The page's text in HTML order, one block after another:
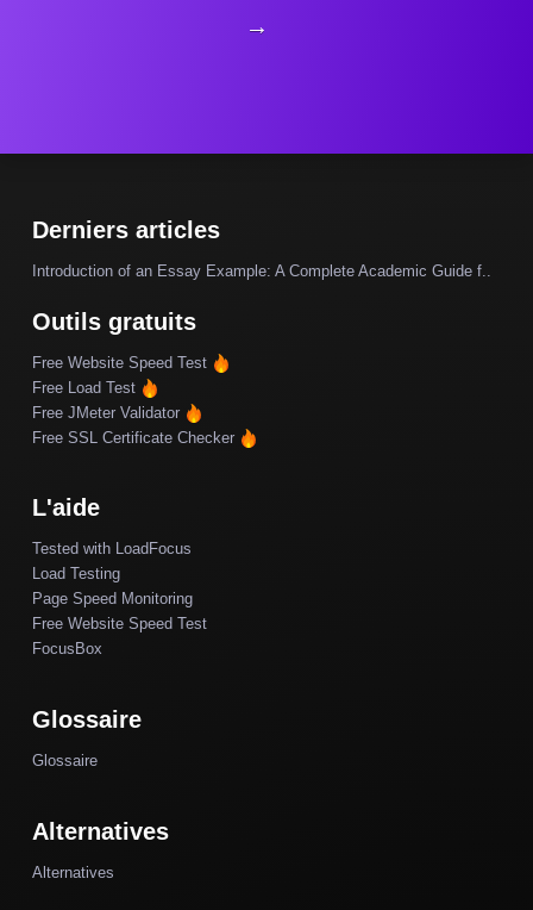
→
Derniers articles
Introduction of an Essay Example: A Complete Academic Guide f..
Outils gratuits
Free Website Speed Test
Free Load Test
Free JMeter Validator
Free SSL Certificate Checker
L'aide
Tested with LoadFocus
Load Testing
Page Speed Monitoring
Free Website Speed Test
FocusBox
Glossaire
Glossaire
Alternatives
Alternatives